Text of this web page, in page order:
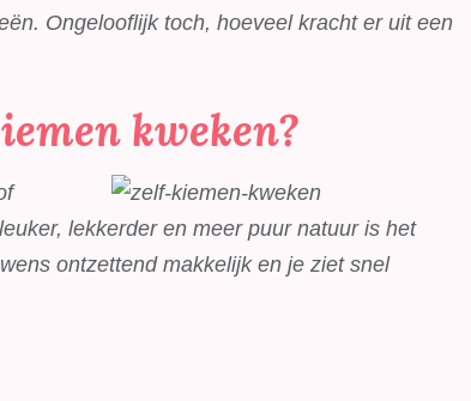
Ongelooflijk toch, hoeveel kracht er uit een
kweken?
lekkerder en meer puur natuur is het
ontzettend makkelijk en je ziet snel